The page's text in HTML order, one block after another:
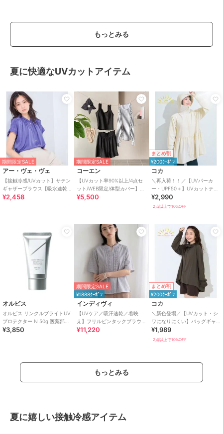
もっとみる
夏に快適なUVカットアイテム
期間限定SALE
アー・ヴェ・ヴェ
【接触冷感/UVカット】サテン
ギャザーブラウス【吸水速乾/
イージーケア】
¥2,458
期間限定SALE
コーエン
【UVカット率90%以上/4点セ
ット/WEB限定/体型カバー】シ
ュシュ付きアソートスイムウ
¥5,500
まとめ割
¥200ｸｰﾎﾟﾝ
コカ
＼再入荷！！／【UVパーカ
ー・UPF50＋】UVカットティ
アードパーカー 全4色
¥2,990
2点以上で10%OFF
オルビス
オルビス リンクルブライトUV
プロテクター N 50g 医薬部外
品（顔用日焼け止め）
¥3,850
期間限定SALE
¥1888ｸｰﾎﾟﾝ
インディヴィ
【UVケア／吸汗速乾／着映
え】フリルピンタックブラウ
ス
¥11,220
まとめ割
¥200ｸｰﾎﾟﾝ
コカ
＼新色登場／【UVカット・シ
ワになりにくい】バッグギャ
ザーUVパーカー 全4色
¥1,989
2点以上で10%OFF
もっとみる
夏に嬉しい接触冷感アイテム